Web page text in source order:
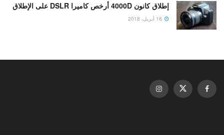
إطلاق كانون 4000D أرخص كاميرا DSLR على الإطلاق